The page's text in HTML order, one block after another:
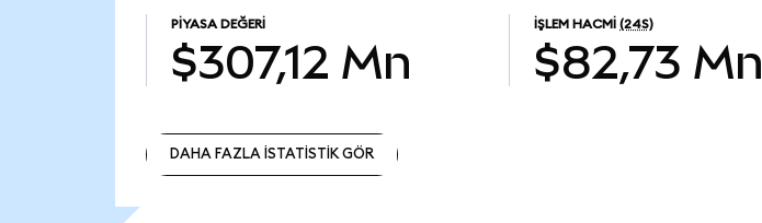
PIYASA DEĞERI
$307,12 Mn
İŞLEM HACMI (24S)
$82,73 Mn
DAHA FAZLA İSTATİSTİK GÖR